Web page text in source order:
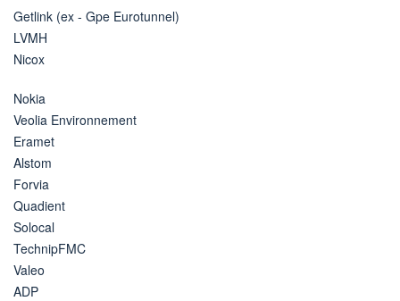
Getlink (ex - Gpe Eurotunnel)
LVMH
Nicox
Nokia
Veolia Environnement
Eramet
Alstom
Forvia
Quadient
Solocal
TechnipFMC
Valeo
ADP